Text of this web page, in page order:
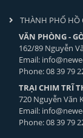
THÀNH PHỐ HỒ
VĂN PHÒNG -
162/89 Nguyễn
Email:
Phone: 08 39 79
TRẠI CHIM TRĨ
720 Nguyễn Văn
Email:
Phone: 08 39 79